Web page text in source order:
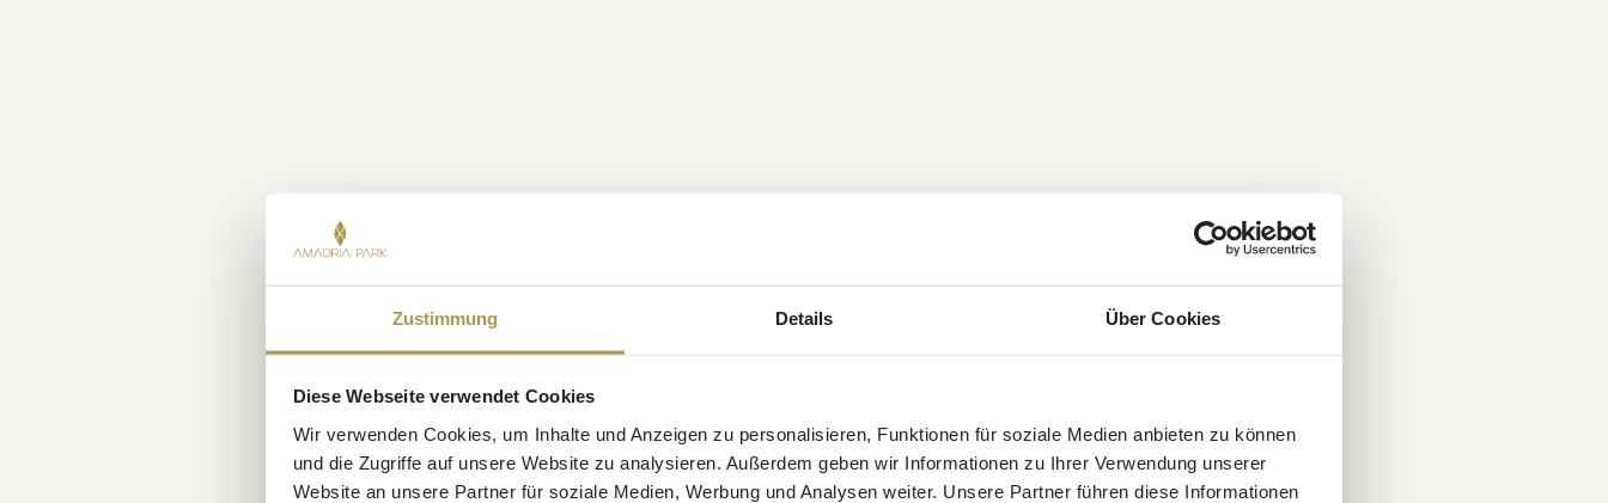
Zustimmung Details Über Cookies
Diese Webseite verwendet Cookies
Wir verwenden Cookies, um Inhalte und Anzeigen zu personalisieren, Funktionen für soziale Medien anbieten zu können
und die Zugriffe auf unsere Website zu analysieren. Außerdem geben wir Informationen zu Ihrer Verwendung unserer
Website an unsere Partner für soziale Medien, Werbung und Analysen weiter. Unsere Partner führen diese Informationen